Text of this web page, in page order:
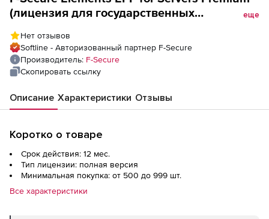
(лицензия для государственных
год. Количество лицензий
еще
Нет отзывов
Softline - Авторизованный партнер F-Secure
Производитель: F-Secure
Скопировать ссылку
Описание Характеристики Отзывы
Коротко о товаре
Срок действия: 12 мес.
Тип лицензии: полная версия
Минимальная покупка: от 500 до 999 шт.
Все характеристики